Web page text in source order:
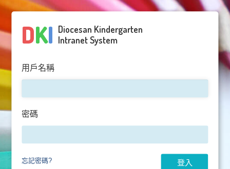
DKI Diocesan Kindergarten
Intranet System
用戶名稱
密碼
忘記密碼? 登入